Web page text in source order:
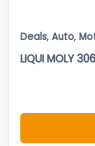
Deals, Auto,
LIQUI MOLY